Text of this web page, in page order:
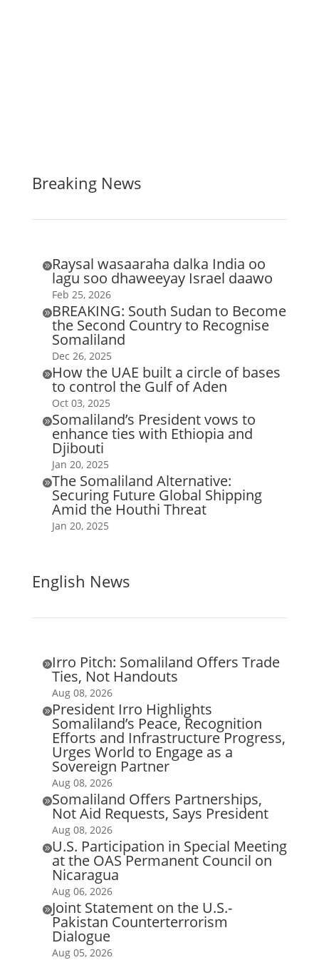
Breaking News
Raysal wasaaraha dalka India oo
lagu soo dhaweeyay Israel daawo
Feb 25, 2026
BREAKING: South Sudan to Become
the Second Country to Recognise
Somaliland
Dec 26, 2025
How the UAE built a circle of bases
to control the Gulf of Aden
Oct 03, 2025
Somaliland’s President vows to
enhance ties with Ethiopia and
Djibouti
Jan 20, 2025
The Somaliland Alternative:
Securing Future Global Shipping
Amid the Houthi Threat
Jan 20, 2025
English News
Irro Pitch: Somaliland Offers Trade
Ties, Not Handouts
Aug 08, 2026
President Irro Highlights
Somaliland’s Peace, Recognition
Efforts and Infrastructure Progress,
Urges World to Engage as a
Sovereign Partner
Aug 08, 2026
Somaliland Offers Partnerships,
Not Aid Requests, Says President
Aug 08, 2026
U.S. Participation in Special Meeting
at the OAS Permanent Council on
Nicaragua
Aug 06, 2026
Joint Statement on the U.S.-
Pakistan Counterterrorism
Dialogue
Aug 05, 2026